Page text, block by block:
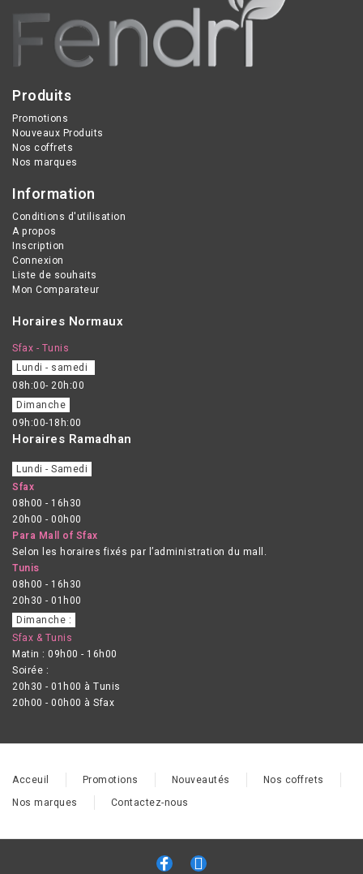
d’origine naturelle.
plus forte.
Produits
Promotions
Nouveaux Produits
Nos coffrets
Nos marques
Information
Conditions d'utilisation
A propos
Inscription
Connexion
Liste de souhaits
Mon Comparateur
Horaires Normaux
Sfax - Tunis
Lundi - samedi
08h:00- 20h:00
Dimanche
09h:00-18h:00
Horaires Ramadhan
Lundi - Samedi
Sfax
08h00 - 16h30
20h00 - 00h00
Para Mall of Sfax
Selon les horaires fixés par l’administration du mall.
Tunis
08h00 - 16h30
20h30 - 01h00
Dimanche :
Sfax & Tunis
Matin : 09h00 - 16h00
Soirée :
20h30 - 01h00 à Tunis
20h00 - 00h00 à Sfax
Acceuil Promotions Nouveautés
Nos coffrets
Nos marques
Contactez-nous